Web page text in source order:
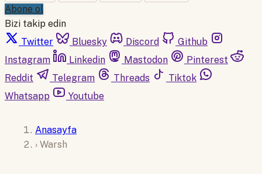
Abone ol
Bizi takip edin
Twitter
Bluesky Discord
Github
Instagram
Linkedin Mastodon
Pinterest
Reddit
Telegram Threads
Tiktok
Whatsapp
Youtube
Anasayfa
› Warsh